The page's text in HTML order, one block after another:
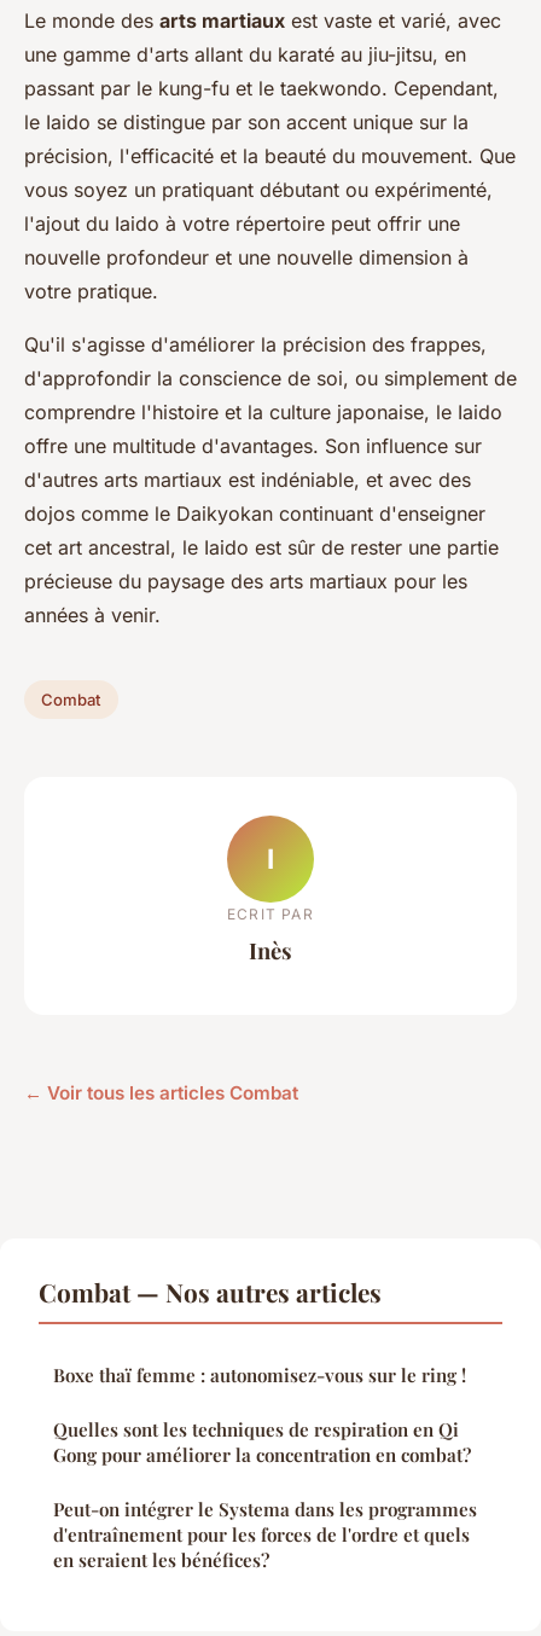
Le monde des arts martiaux est vaste et varié, avec
une gamme d'arts allant du karaté au jiu-jitsu, en
passant par le kung-fu et le taekwondo. Cependant,
le Iaido se distingue par son accent unique sur la
précision, l'efficacité et la beauté du mouvement. Que
vous soyez un pratiquant débutant ou expérimenté,
l'ajout du Iaido à votre répertoire peut offrir une
nouvelle profondeur et une nouvelle dimension à
votre pratique.
Qu'il s'agisse d'améliorer la précision des frappes,
d'approfondir la conscience de soi, ou simplement de
comprendre l'histoire et la culture japonaise, le Iaido
offre une multitude d'avantages. Son influence sur
d'autres arts martiaux est indéniable, et avec des
dojos comme le Daikyokan continuant d'enseigner
cet art ancestral, le Iaido est sûr de rester une partie
précieuse du paysage des arts martiaux pour les
années à venir.
Combat
I
ECRIT PAR
Inès
← Voir tous les articles Combat
Combat — Nos autres articles
Boxe thaï femme : autonomisez-vous sur le ring !
Quelles sont les techniques de respiration en Qi
Gong pour améliorer la concentration en combat?
Peut-on intégrer le Systema dans les programmes
d'entraînement pour les forces de l'ordre et quels
en seraient les bénéfices?